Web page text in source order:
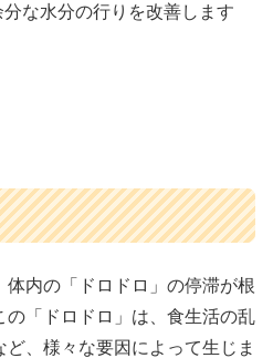
な水分の行りを改善します
内の「ドロドロ」の停滞が根
「ドロドロ」は、食生活の乱
、様々な要因によって生じま